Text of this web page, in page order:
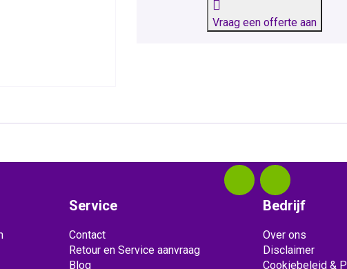
Vraag een offerte aan
Service
Contact
Retour en Service aanvraag
Blog
Bedrijf
Over ons
Disclaimer
Cookiebeleid &